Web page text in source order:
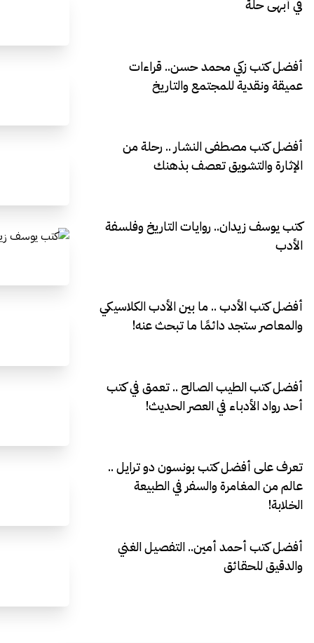
في أبهى حلة
أفضل كتب زكي محمد حسن.. قراءات
عميقة ونقدية للمجتمع والتاريخ
أفضل كتب مصطفى النشار .. رحلة من
الإثارة والتشويق تعصف بذهنك
كتب يوسف زيدان.. روايات التاريخ وفلسفة
الأدب
أفضل كتب الأدب .. ما بين الأدب الكلاسيكي
والمعاصر ستجد دائمًا ما تبحث عنه!
أفضل كتب الطيب الصالح .. تعمق في كتب
أحد رواد الأدباء في العصر الحديث!
تعرف على أفضل كتب بونسون دو ترايل ..
عالم من المغامرة والسفر في الطبيعة
الخلابة!
أفضل كتب أحمد أمين.. التفصيل الغني
والدقيق للحقائق